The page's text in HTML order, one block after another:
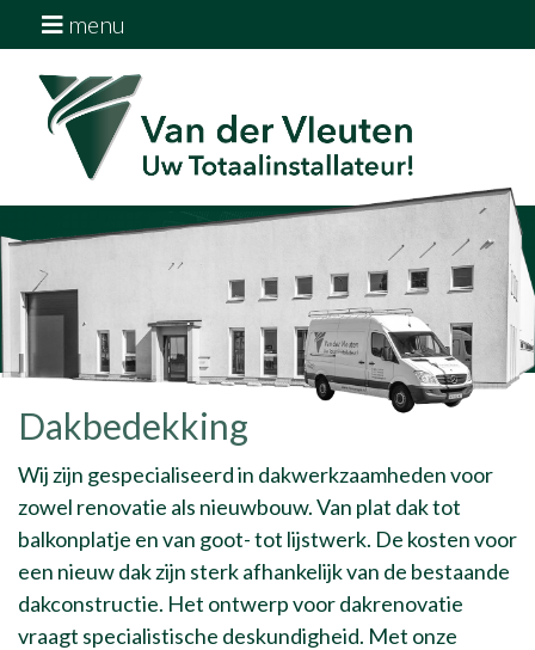
menu
Home
Diensten
Downloads
Vacatures
Dakbedekking
Wij zijn gespecialiseerd in dakwerkzaamheden voor
zowel renovatie als nieuwbouw. Van plat dak tot
balkonplatje en van goot- tot lijstwerk. De kosten voor
een nieuw dak zijn sterk afhankelijk van de bestaande
dakconstructie. Het ontwerp voor dakrenovatie
vraagt specialistische deskundigheid. Met onze